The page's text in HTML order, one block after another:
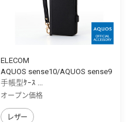
ELECOM
AQUOS sense10/AQUOS sense9
手帳型ｹｰｽ ...
オープン価格
レザー